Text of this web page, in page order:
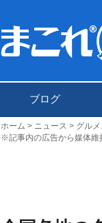
ブログ
ホーム ニュース
グル
※記事内の広告から媒体維